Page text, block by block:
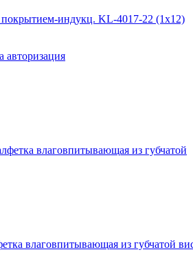
индукц. KL-4017-22 (1x12)
авторизация
влаговпитывающая из губчатой